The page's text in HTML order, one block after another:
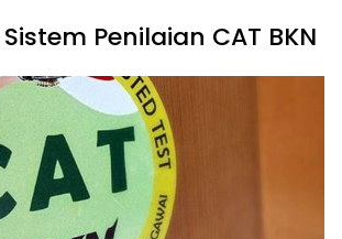
Penilaian CAT BKN